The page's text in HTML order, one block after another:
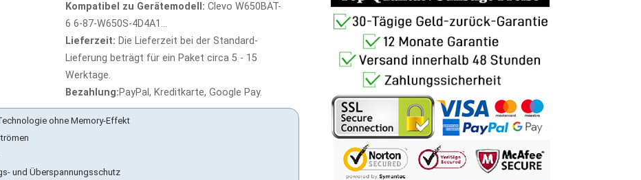
Kompatibel zu Gerätemodell: Clevo W650BAT-
6 6-87-W650S-4D4A1...
Lieferzeit: Die Lieferzeit bei der Standard-
Lieferung beträgt für ein Paket circa 5 - 15
Werktage.
Bezahlung:PayPal, Kreditkarte, Google Pay.
ohne Memory-Effekt
und Überspannungsschutz